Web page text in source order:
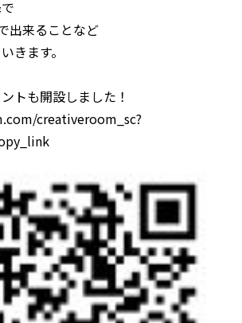
出来ることなど
きます。
トも開設しました！
creativeroom_sc?